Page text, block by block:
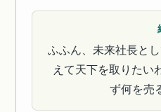
ふふん、未来社長と
えて天下を取りたい
ず何を売